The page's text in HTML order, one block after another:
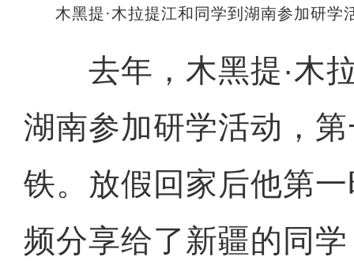
木黑提·木拉提江和同学到湖南参加研学
去年，木黑提·木拉
湖南参加研学活动，
铁。放假回家后他第
频分享给了新疆的同